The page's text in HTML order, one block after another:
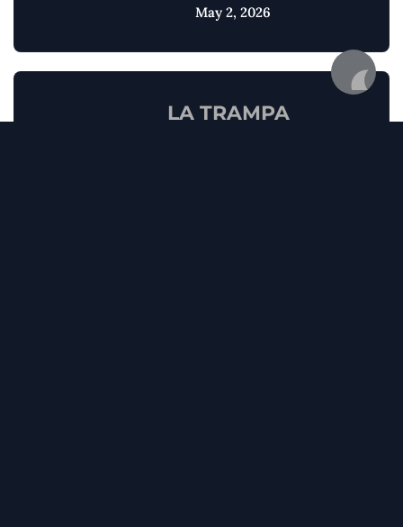
May 2, 2026
LA TRAMPA